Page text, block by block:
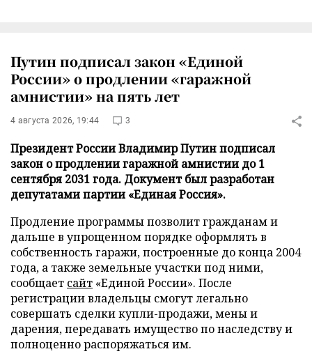
Путин подписал закон «Единой
России» о продлении «гаражной
амнистии» на пять лет
4 августа 2026, 19:44 3
Президент России Владимир Путин подписал
закон о продлении гаражной амнистии до 1
сентября 2031 года. Документ был разработан
депутатами партии «Единая Россия».
Продление программы позволит гражданам и
дальше в упрощенном порядке оформлять в
собственность гаражи, построенные до конца 2004
года, а также земельные участки под ними,
сообщает сайт «Единой России». После
регистрации владельцы смогут легально
совершать сделки купли-продажи, мены и
дарения, передавать имущество по наследству и
полноценно распоряжаться им.